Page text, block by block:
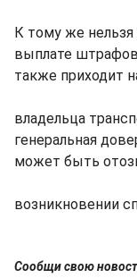
К тому же
выплате
также приходит
владельца
генеральная
может быть
возникновении
Сообщи свою